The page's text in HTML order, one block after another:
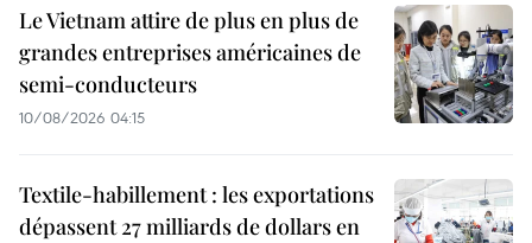
Le Vietnam attire de plus en plus de
grandes entreprises américaines de
semi-conducteurs
10/08/2026 04:15
Textile-habillement : les exportations
dépassent 27 milliards de dollars en